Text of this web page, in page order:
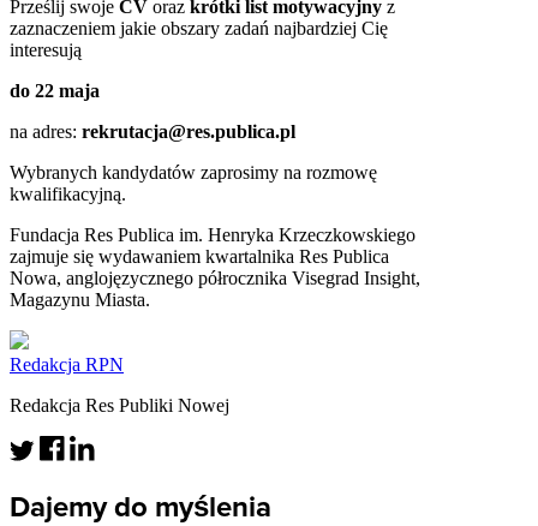
Prześlij swoje CV oraz krótki list motywacyjny z
zaznaczeniem jakie obszary zadań najbardziej Cię
interesują
do 22 maja
na adres: rekrutacja@res.publica.pl
Wybranych kandydatów zaprosimy na rozmowę
kwalifikacyjną.
Fundacja Res Publica im. Henryka Krzeczkowskiego
zajmuje się wydawaniem kwartalnika Res Publica
Nowa, anglojęzycznego półrocznika Visegrad Insight,
Magazynu Miasta.
Redakcja RPN
Redakcja Res Publiki Nowej
Dajemy do myślenia